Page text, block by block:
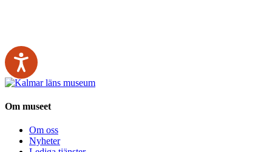
Om museet
Om oss
Nyheter